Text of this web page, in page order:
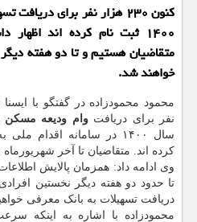
کنون ۲۳۰ هزار نفر برای
۱۴۰۰ ثبت نام کرده اند
متقاضیان هستیم و تا دو هفته
خواهند شد.
نفر برای دریافتوام ودیعه مسکن
سال ۱۴۰۰ در سامانه اقدام ملی به نشانی tem.mrud.ir
کرده اند. متقاضیان تا آخر
وی ادامه داد: همزمان پالایش
تا حدود دو هفته دیگر نخستین
دریافت تسهیلات به بانک معرفی
محمودزاده با اشاره به اینکه